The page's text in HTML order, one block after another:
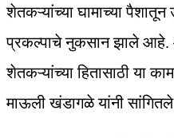
शेतकऱ्यांच्या घामाच्या
प्रकल्पाचे नुकसान झाले आहे.
शेतकऱ्यांच्या हितासाठी या
माऊली खंडागळे यांनी